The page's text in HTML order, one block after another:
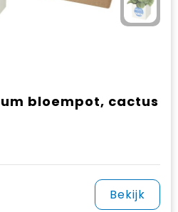
bloempot, cactus
Bekijk